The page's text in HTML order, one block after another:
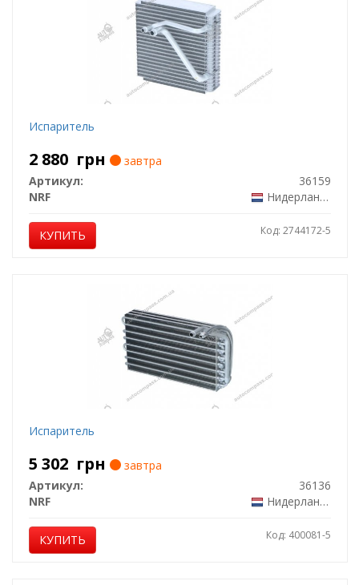
Испаритель
2 880 грн
завтра
Артикул:
36159
NRF
Нидерланды
КУПИТЬ Код: 2744172-5
Испаритель
5 302 грн
завтра
Артикул:
36136
NRF
Нидерланды
КУПИТЬ Код: 400081-5